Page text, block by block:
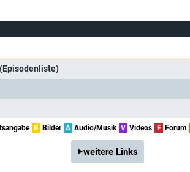
B Bilder A Audio/Musik V Videos F Forum
weitere Links